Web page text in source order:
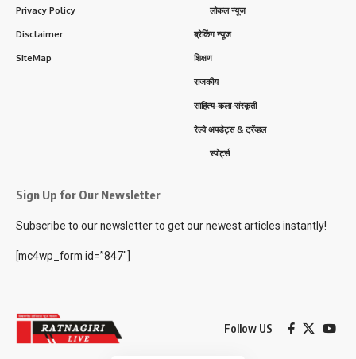
Privacy Policy
Disclaimer
SiteMap
लोकल न्यूज
ब्रेकिंग न्यूज
शिक्षण
राजकीय
साहित्य-कला-संस्कृती
रेल्वे अपडेट्स & ट्रॅव्हल
स्पोर्ट्स
Sign Up for Our Newsletter
Subscribe to our newsletter to get our newest articles instantly!
[mc4wp_form id=”847″]
Follow US